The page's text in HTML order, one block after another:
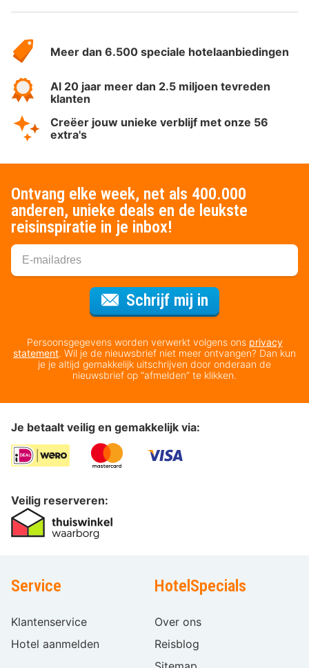
HotelSpecials
Meer dan 6.500 speciale hotelaanbiedingen
Al 20 jaar meer dan 2.5 miljoen tevreden
klanten
Creëer jouw unieke verblijf met onze 56
extra's
Ontvang elke week, net als 400.000
anderen, unieke deals en de leukste
reisinspiratie in je inbox!
Schrijf mij in
Persoonsgegevens worden verwerkt volgens ons privacy
statement. Wil je de nieuwsbrief niet meer ontvangen? Dan kun
je je altijd gemakkelijk uitschrijven door onderaan de
nieuwsbrief op “afmelden” te klikken.
Je betaalt veilig en gemakkelijk via:
Veilig reserveren:
Service
Klantenservice
Hotel aanmelden
HotelSpecials
Over ons
Reisblog